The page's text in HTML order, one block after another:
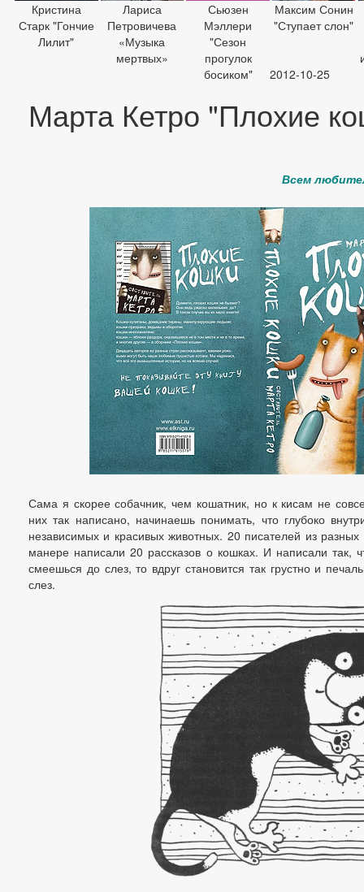
Кристина
Старк "Гончие
Лилит"
Лариса
Петровичева
«Музыка
мертвых»
Сьюзен
Мэллери
"Сезон
прогулок
босиком"
Максим Сонин
"Ступает слон"
2012-10-25
Марта Кетро "Плохие
Всем
Сама я скорее собачник, чем кошатник, но к кисам не
них так написано, начинаешь понимать, что глубоко
независимых и красивых животных. 20 писателей из
манере написали 20 рассказов о кошках. И написали так,
смеешься до слез, то вдруг становится так грустно и
слез.